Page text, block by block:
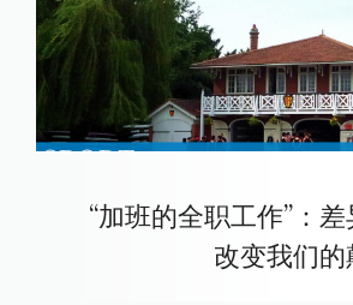
“加班的全职工作”：
改变我们的